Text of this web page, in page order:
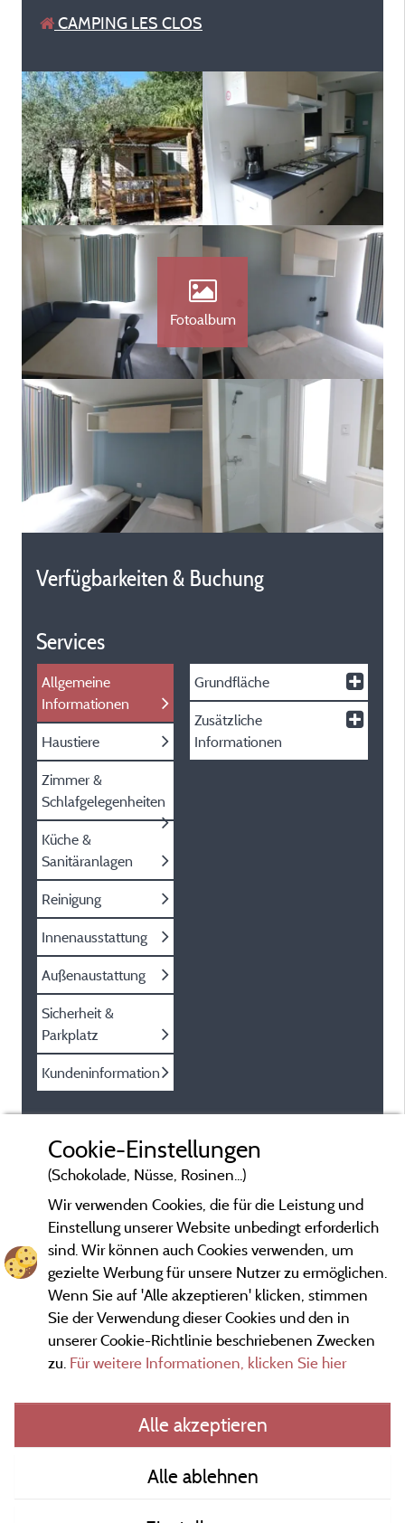
CAMPING LES CLOS
Fotoalbum
Verfügbarkeiten & Buchung
Services
Allgemeine
Informationen
Haustiere
Zimmer &
Schlafgelegenheiten
Küche &
Sanitäranlagen
Reinigung
Innenausstattung
Außenaustattung
Sicherheit &
Parkplatz
Kundeninformation
Grundfläche
Zusätzliche
Informationen
Gesetzliche Bedingungen
Herausgeberinformationen und Adressen
Kontakt
Cookie-Einstellungen
(Schokolade, Nüsse, Rosinen...)
Wir verwenden Cookies, die für die Leistung und
Einstellung unserer Website unbedingt erforderlich
sind. Wir können auch Cookies verwenden, um
gezielte Werbung für unsere Nutzer zu ermöglichen.
Wenn Sie auf 'Alle akzeptieren' klicken, stimmen
Sie der Verwendung dieser Cookies und den in
unserer Cookie-Richtlinie beschriebenen Zwecken
zu. Für weitere Informationen, klicken Sie hier
Alle akzeptieren
Alle ablehnen